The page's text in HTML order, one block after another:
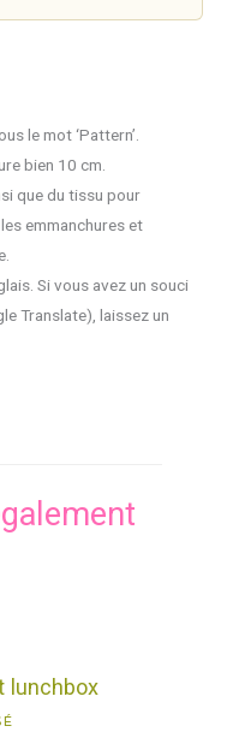
le mot ‘Pattern’.
bien 10 cm.
que du tissu pour
emmanchures et
Si vous avez un souci
Translate), laissez un
lunchbox